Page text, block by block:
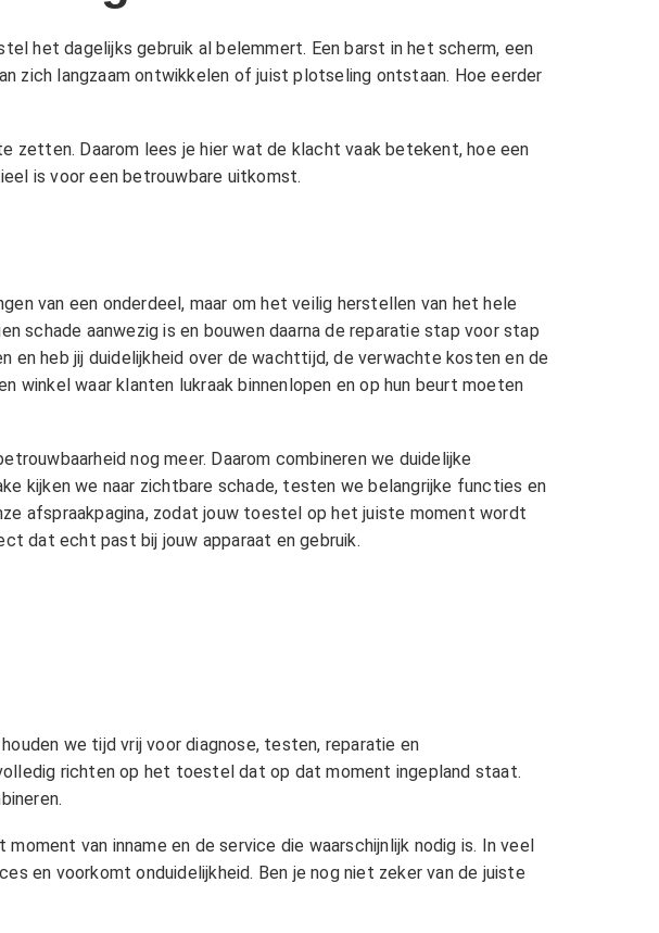
het dagelijks gebruik al belemmert. Een barst in het scherm, een
zich langzaam ontwikkelen of juist plotseling ontstaan. Hoe eerder
zetten. Daarom lees je hier wat de klacht vaak betekent, hoe een
is voor een betrouwbare uitkomst.
van een onderdeel, maar om het veilig herstellen van het hele
schade aanwezig is en bouwen daarna de reparatie stap voor stap
en heb jij duidelijkheid over de wachttijd, de verwachte kosten en de
winkel waar klanten lukraak binnenlopen en op hun beurt moeten
nog meer. Daarom combineren we duidelijke
kijken we naar zichtbare schade, testen we belangrijke functies en
afspraakpagina, zodat jouw toestel op het juiste moment wordt
dat echt past bij jouw apparaat en gebruik.
we tijd vrij voor diagnose, testen, reparatie en
richten op het toestel dat op dat moment ingepland staat.
van inname en de service die waarschijnlijk nodig is. In veel
en voorkomt onduidelijkheid. Ben je nog niet zeker van de juiste